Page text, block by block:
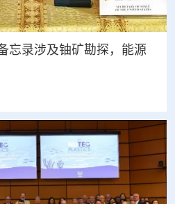
忘录涉及铀矿勘探，能源